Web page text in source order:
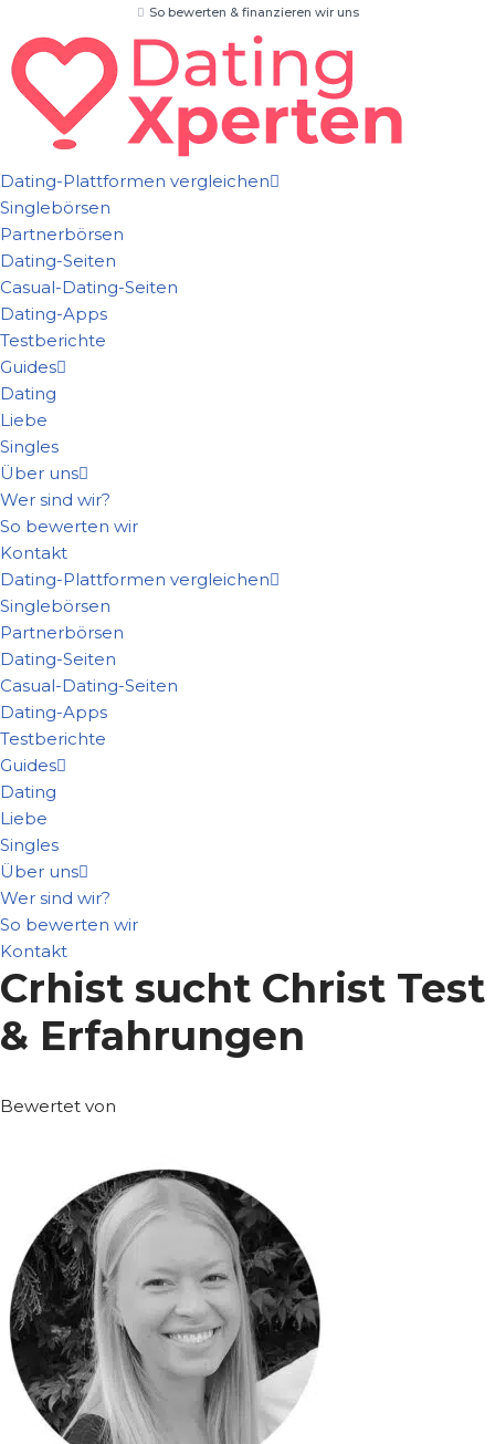
Zum
Inhalt
springen
So bewerten & finanzieren wir uns
Dating-Plattformen vergleichen
Singlebörsen
Partnerbörsen
Dating-Seiten
Casual-Dating-Seiten
Dating-Apps
Testberichte
Guides
Dating
Liebe
Singles
Über uns
Wer sind wir?
So bewerten wir
Kontakt
Dating-Plattformen vergleichen
Singlebörsen
Partnerbörsen
Dating-Seiten
Casual-Dating-Seiten
Dating-Apps
Testberichte
Guides
Dating
Liebe
Singles
Über uns
Wer sind wir?
So bewerten wir
Kontakt
Crhist sucht Christ Test
& Erfahrungen
Bewertet von